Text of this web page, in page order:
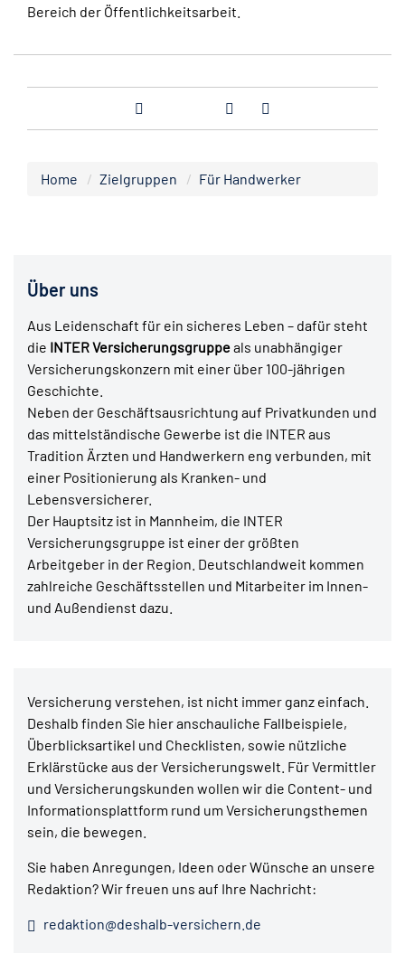
Bereich der Öffentlichkeitsarbeit.
Home Zielgruppen Für Handwerker
Über uns
Aus Leidenschaft für ein sicheres Leben – dafür steht
die INTER Versicherungsgruppeals unabhängiger
Versicherungskonzern mit einer über 100-jährigen
Geschichte.
Neben der Geschäftsausrichtung auf Privatkunden und
das mittelständische Gewerbe ist die INTER aus
Tradition Ärzten und Handwerkern eng verbunden, mit
einer Positionierung als Kranken- und
Lebensversicherer.
Der Hauptsitz ist in Mannheim, die INTER
Versicherungsgruppe ist einer der größten
Arbeitgeber in der Region. Deutschlandweit kommen
zahlreiche Geschäftsstellen und Mitarbeiter im Innen-
und Außendienst dazu.
Versicherung verstehen, ist nicht immer ganz einfach.
Deshalb finden Sie hier anschauliche Fallbeispiele,
Überblicksartikel und Checklisten, sowie nützliche
Erklärstücke aus der Versicherungswelt. Für Vermittler
und Versicherungskunden wollen wir die Content- und
Informationsplattform rund um Versicherungsthemen
sein, die bewegen.
Sie haben Anregungen, Ideen oder Wünsche an unsere
Redaktion? Wir freuen uns auf Ihre Nachricht:
redaktion@deshalb-versichern.de